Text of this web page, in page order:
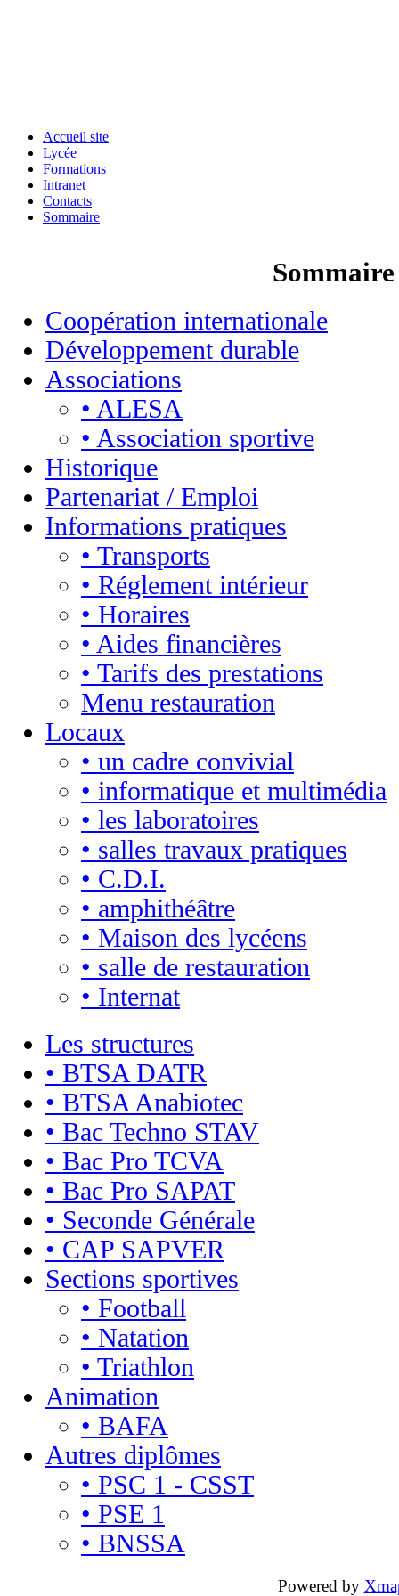
Accueil site
Lycée
Formations
Intranet
Contacts
Sommaire
Coopération internationale
Développement durable
Associations
• ALESA
• Association sportive
Historique
Partenariat / Emploi
Informations pratiques
• Transports
• Réglement intérieur
• Horaires
• Aides financières
• Tarifs des prestations
Menu restauration
Locaux
• un cadre convivial
• informatique et multimédia
• les laboratoires
• salles travaux pratiques
• C.D.I.
• amphithéâtre
• Maison des lycéens
• salle de restauration
• Internat
Les structures
• BTSA DATR
• BTSA Anabiotec
• Bac Techno STAV
• Bac Pro TCVA
• Bac Pro SAPAT
• Seconde Générale
• CAP SAPVER
Sections sportives
• Football
• Natation
• Triathlon
Animation
• BAFA
Autres diplômes
• PSC 1 - CSST
• PSE 1
• BNSSA
Powered by